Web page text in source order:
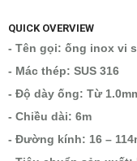
QUICK OVERVIEW
- Tên gọi: ống inox vi
- Mác thép: SUS 316
- Độ dày ống: Từ
- Chiều dài: 6m
- Đường kính: 16 –